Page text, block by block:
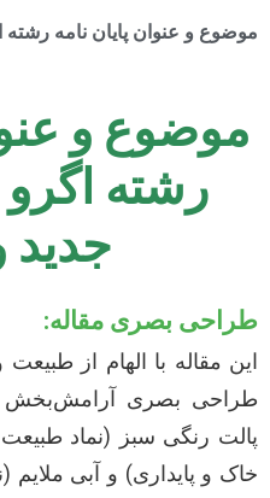
موضوع و عنوان پایان نامه رشته
موضوع و
رشته
جدید
طراحی بصری مقاله:
این مقاله با الهام از
طراحی بصری آرامش‌بخش
پالت رنگی سبز (نماد
خاک و پایداری) و آبی